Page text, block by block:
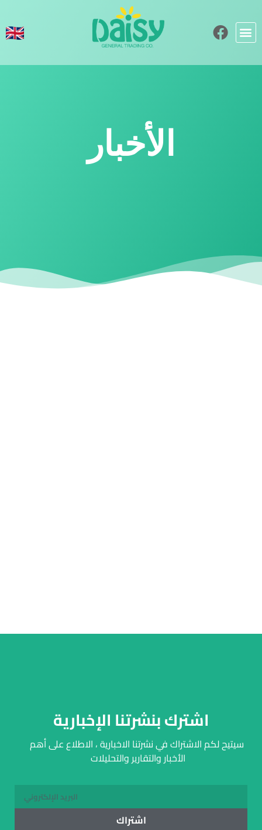
الأخبار
اشترك بنشرتنا الإخبارية
سيتيح لكم الاشتراك في نشرتنا الاخبارية ، الاطلاع على أهم
الأخبار والتقارير والتحليلات
اشتراك